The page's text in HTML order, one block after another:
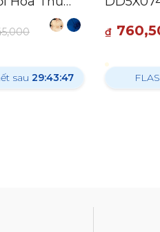
DD5X0908
Hoa
sau 29:43:46
₫